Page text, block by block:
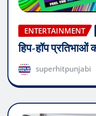
ENTERTAINMENT
हिप-हॉप प्रतिभाओं
superhitpunjabi